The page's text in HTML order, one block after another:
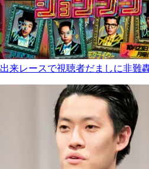
出来レースで視聴者だましに非難